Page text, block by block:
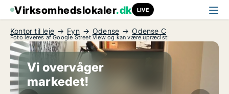
Virksomhedslokaler.dk LIVE
Kontor til leje Fyn Odense Odense C
Foto leveres af Google Street View og kan være upræcist:
Vi overvåger
markedet!